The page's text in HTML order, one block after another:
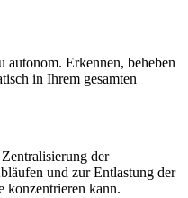
autonom. Erkennen, beheben
in Ihrem gesamten
der
und zur Entlastung der
konzentrieren kann.